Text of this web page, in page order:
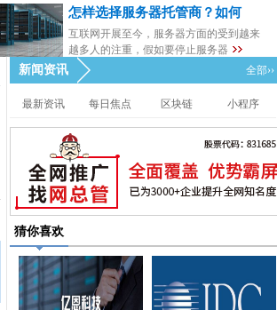
怎样选择服务器托管商？如何
互联网开展至今，服务器方面的受到越来
越多人的注重，假如要停止服务器
新闻资讯 全部››
最新资讯 每日焦点 区块链 小程序
猜你喜欢